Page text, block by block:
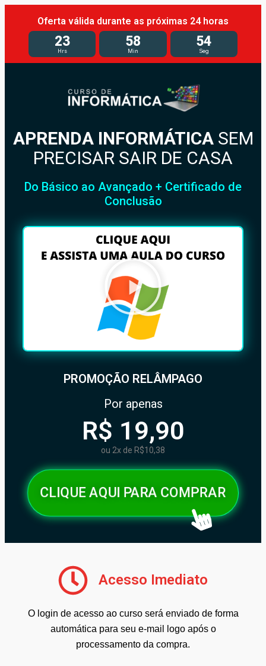
Oferta válida durante as próximas 24 horas
23
Hrs
58
Min
51
Seg
APRENDA INFORMÁTICA SEM
PRECISAR SAIR DE CASA
Do Básico ao Avançado + Certificado de
Conclusão
PROMOÇÃO RELÂMPAGO
Por apenas
R$ 19,90
ou 2x de R$10,38
CLIQUE AQUI PARA COMPRAR
Acesso Imediato
O login de acesso ao curso será enviado de forma
automática para seu e-mail logo após o
processamento da compra.